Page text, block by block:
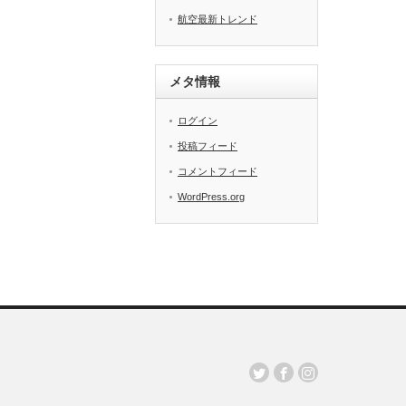
航空最新トレンド
メタ情報
ログイン
投稿フィード
コメントフィード
WordPress.org